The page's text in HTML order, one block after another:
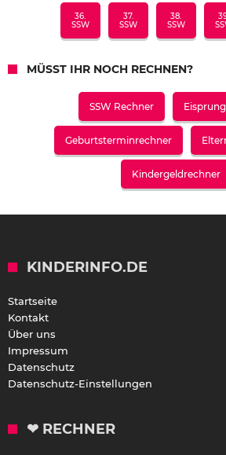
36.
SSW
37.
SSW
38.
SSW
MÜSST IHR NOCH RECHNEN?
SSW Rechner
Geburtsterminrechner
Kindergeldrechner
KINDERINFO.DE
Startseite
Kontakt
Über uns
Impressum
Datenschutz
Datenschutz-Einstellungen
❤ RECHNER